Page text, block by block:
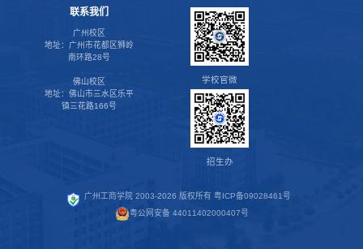
联系我们
广州校区
地址：广州市花都区狮岭
南环路28号
佛山校区
地址：佛山市三水区乐平
镇三花路166号
学校官微
招生办
广州工商学院 2003-2026 版权所有 粤ICP备09028461号
粤公网安备 44011402000407号